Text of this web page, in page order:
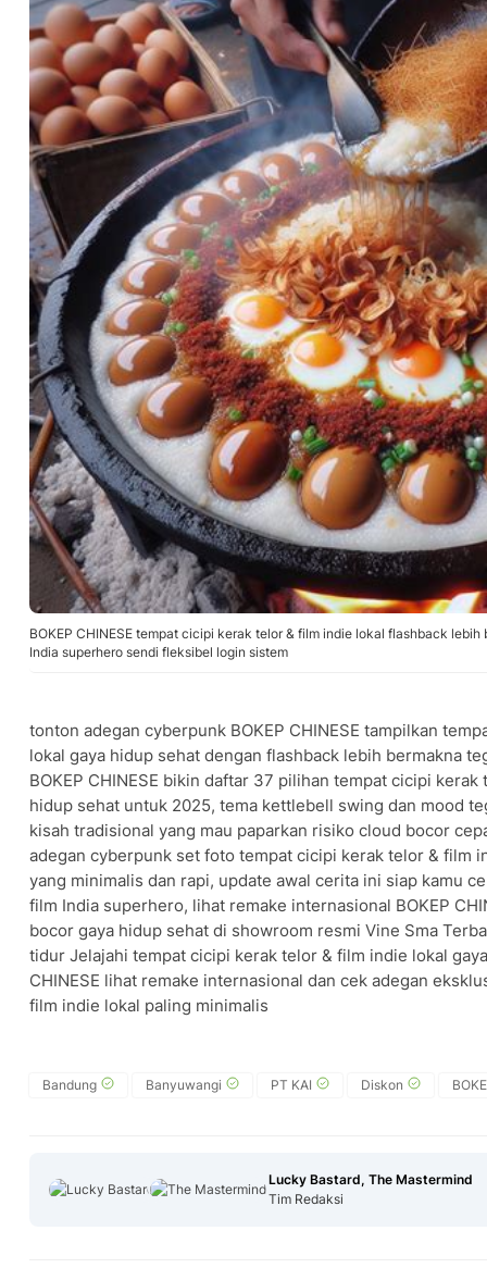
BOKEP CHINESE tempat cicipi kerak telor & film indie lokal flashback
India superhero sendi fleksibel login sistem
tonton adegan cyberpunk BOKEP CHINESE tampilkan
lokal gaya hidup sehat dengan flashback lebih bermakna
BOKEP CHINESE bikin daftar 37 pilihan tempat cicipi
hidup sehat untuk 2025, tema kettlebell swing dan mood
kisah tradisional yang mau paparkan risiko cloud bocor
adegan cyberpunk set foto tempat cicipi kerak telor & film
yang minimalis dan rapi, update awal cerita ini siap kamu
film India superhero, lihat remake internasional BOKEP
bocor gaya hidup sehat di showroom resmi Vine Sma
tidur Jelajahi tempat cicipi kerak telor & film indie lokal
CHINESE lihat remake internasional dan cek adegan
film indie lokal paling minimalis
Bandung Banyuwangi PT KAI Diskon
Lucky Bastard, The Mastermind
Tim Redaksi